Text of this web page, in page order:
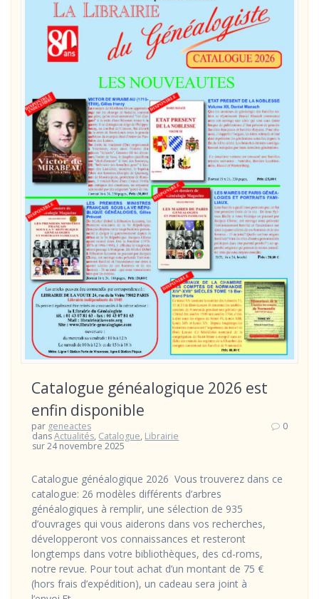
Catalogue généalogique 2026 est
enfin disponible
par geneactes
dansActualités, Catalogue, Librairie
sur 24 novembre 2025
0
Catalogue généalogique 2026 Vous trouverez dans ce
catalogue: 26 modèles différents d’arbres
généalogiques à remplir, une sélection de 935
d’ouvrages qui vous aiderons dans vos recherches,
développeront vos connaissances et resteront
longtemps dans votre bibliothèques, des cd-roms,
notre revue. Pour tout achat d’un montant de 75 €
(hors frais d’expédition), un cadeau sera joint à